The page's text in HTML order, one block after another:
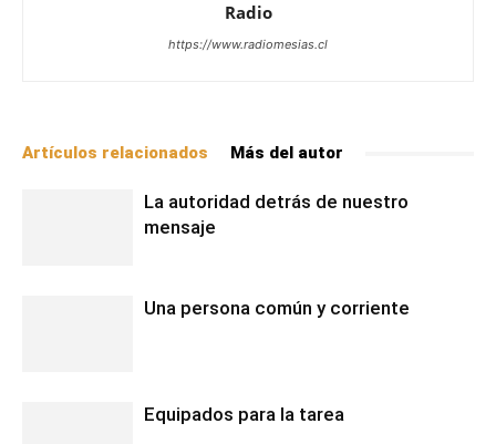
Radio
https://www.radiomesias.cl
Artículos relacionados Más del autor
La autoridad detrás de nuestro
mensaje
Una persona común y corriente
Equipados para la tarea